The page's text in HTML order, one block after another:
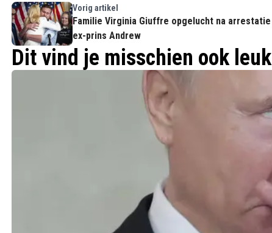
Vorig artikel
Familie Virginia Giuffre opgelucht na arrestatie
ex-prins Andrew
Dit vind je misschien ook leuk